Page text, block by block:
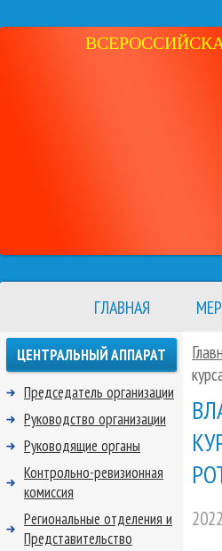
ГЛАВНАЯ
ЦЕНТРАЛЬНЫЙ АППАРАТ
Председатель организации
Руководство организации
Руководящие органы
Контрольно-ревизионная
комиссия
Региональные отделения и
Представительство